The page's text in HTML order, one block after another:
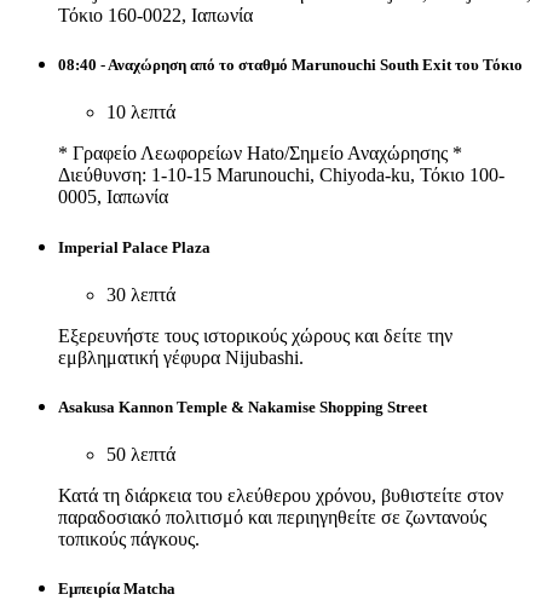
Τόκιο 160-0022, Ιαπωνία
08:40 - Αναχώρηση από το σταθμό Marunouchi South Exit του Τόκιο
10 λεπτά
* Γραφείο Λεωφορείων Hato/Σημείο Αναχώρησης *
Διεύθυνση: 1-10-15 Marunouchi, Chiyoda-ku, Τόκιο 100-
0005, Ιαπωνία
Imperial Palace Plaza
30 λεπτά
Εξερευνήστε τους ιστορικούς χώρους και δείτε την
εμβληματική γέφυρα Nijubashi.
Asakusa Kannon Temple & Nakamise Shopping Street
50 λεπτά
Κατά τη διάρκεια του ελεύθερου χρόνου, βυθιστείτε στον
παραδοσιακό πολιτισμό και περιηγηθείτε σε ζωντανούς
τοπικούς πάγκους.
Εμπειρία Matcha